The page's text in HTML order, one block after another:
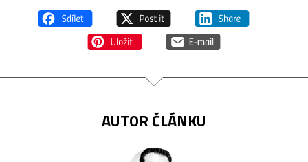
AUTOR ČLÁNKU